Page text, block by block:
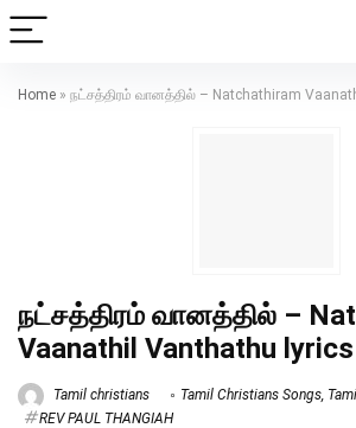
Home » நட்சத்திரம் வானத்தில் – Natchathiram
நட்சத்திரம் வானத்தில் –
Vaanathil Vanthathu lyrics
Tamil christians Tamil Christians Songs,
REV PAUL THANGIAH